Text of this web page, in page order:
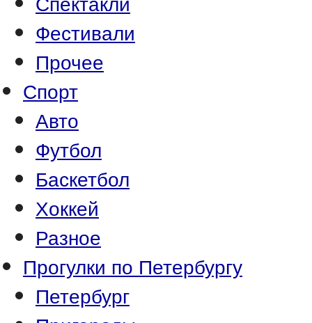
Фестивали
Прочее
Спорт
Авто
Футбол
Баскетбол
Хоккей
Разное
Прогулки по Петербургу
Петербург